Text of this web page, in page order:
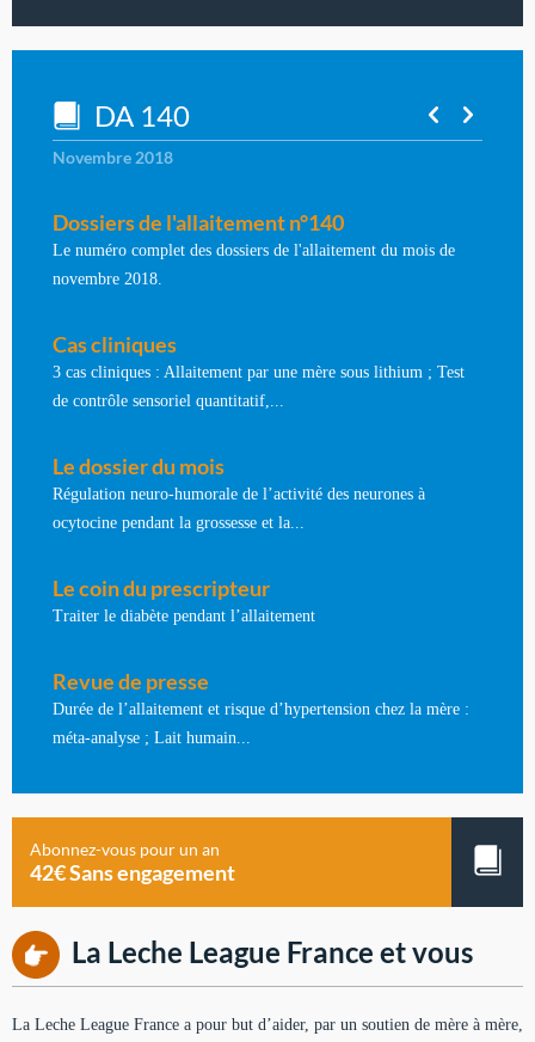
DA 140
Novembre 2018
Dossiers de l'allaitement n°140
Le numéro complet des dossiers de l'allaitement du mois de
novembre 2018.
Cas cliniques
3 cas cliniques : Allaitement par une mère sous lithium ; Test
de contrôle sensoriel quantitatif,...
Le dossier du mois
Régulation neuro-humorale de l’activité des neurones à
ocytocine pendant la grossesse et la...
Le coin du prescripteur
Traiter le diabète pendant l’allaitement
Revue de presse
Durée de l’allaitement et risque d’hypertension chez la mère :
méta-analyse ; Lait humain...
Abonnez-vous pour un an
42€ Sans engagement
La Leche League France et vous
La Leche League France a pour but d’aider, par un soutien de mère à mère,